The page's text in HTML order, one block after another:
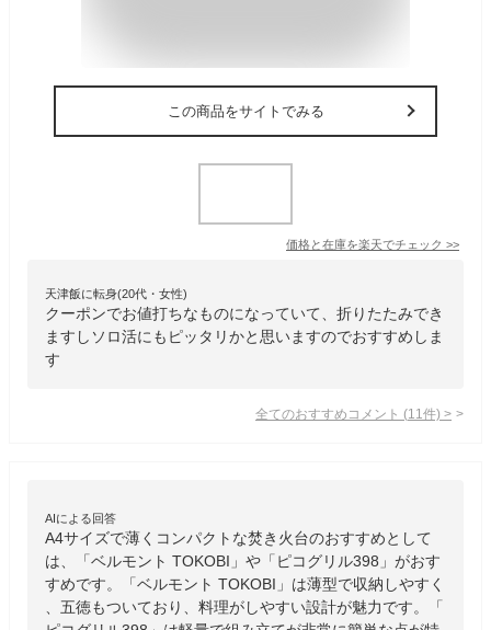
この商品をサイトでみる
価格と在庫を楽天でチェック >>
天津飯に転身(20代・女性)
クーポンでお値打ちなものになっていて、折りたたみでき
ますしソロ活にもピッタリかと思いますのでおすすめしま
す
全てのおすすめコメント (11 件) >
AIによる回答
A4サイズで薄くコンパクトな焚き火台のおすすめとして
は、「ベルモント TOKOBI」や「ピコグリル398」がおす
すめです。「ベルモント TOKOBI」は薄型で収納しやすく
、五徳もついており、料理がしやすい設計が魅力です。「